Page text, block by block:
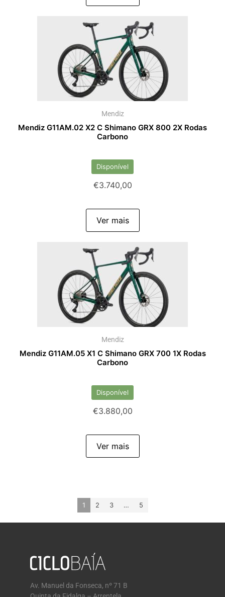
Mendiz
Mendiz G11AM.02 X2 C Shimano GRX 800 2X Rodas
Carbono
Disponível
€3.740,00
Ver mais
Mendiz
Mendiz G11AM.05 X1 C Shimano GRX 700 1X Rodas
Carbono
Disponível
€3.880,00
Ver mais
1 2 3 … 5
Av. Manuel da Fonseca, nº 71 B